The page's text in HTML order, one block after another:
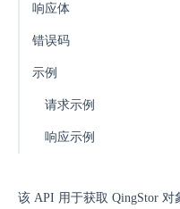
响应体
错误码
示例
请求示例
响应示例
该 API 用于获取 QingStor 对